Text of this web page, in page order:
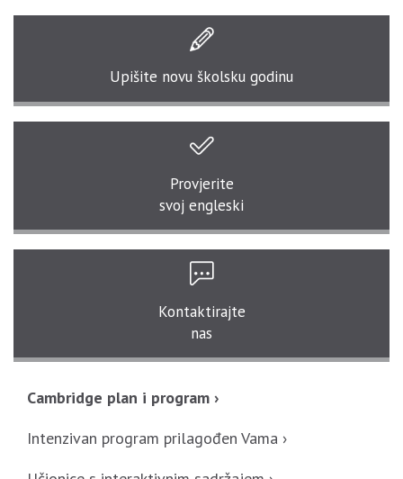
Upišite novu školsku godinu
Provjerite
svoj engleski
Kontaktirajte
nas
Cambridge plan i program ›
Intenzivan program prilagođen Vama ›